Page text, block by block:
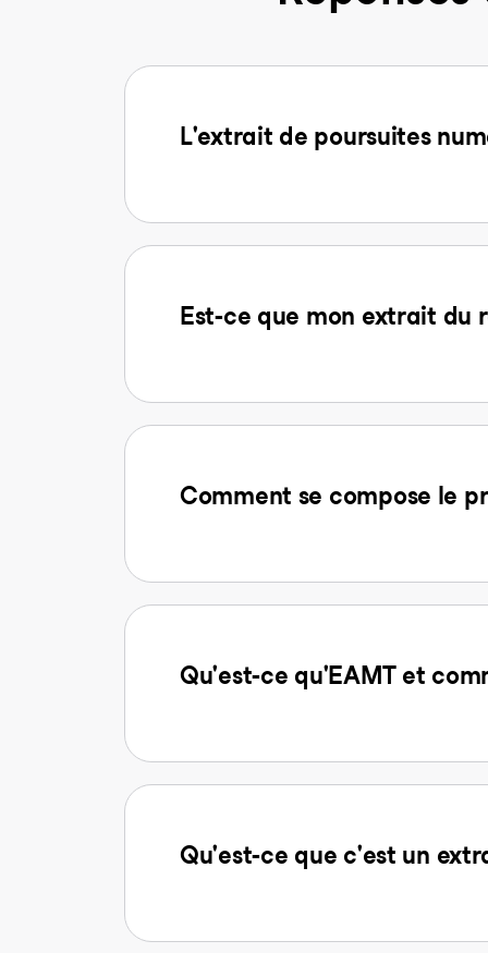
L'extrait de poursuites
Est-ce que mon extrait du
Comment se compose le
Qu'est-ce qu'EAMT et
Qu'est-ce que c'est un